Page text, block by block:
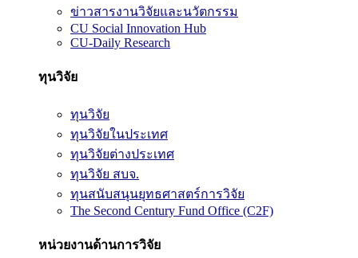
ข่าวสารงานวิจัยและนวัตกรรม
CU Social Innovation Hub
CU-Daily Research
ทุนวิจัย
ทุนวิจัย
ทุนวิจัยในประเทศ
ทุนวิจัยต่างประเทศ
ทุนวิจัย สบจ.
ทุนสนับสนุนยุทธศาสตร์การวิจัย
The Second Century Fund Office (C2F)
หน่วยงานด้านการวิจัย